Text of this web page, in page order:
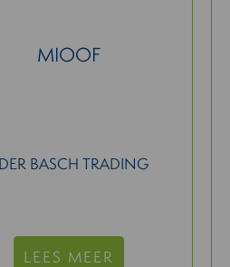
MIOOF
BASCH TRADING
LEES MEER